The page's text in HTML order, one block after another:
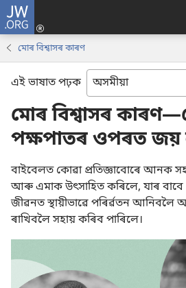
JW.ORG
মোৰ বিশ্বাসৰ কাৰণ
এই ভাষাত পঢ়ক
মোৰ বিশ্বাসৰ
পক্ষপাতৰ ওপৰত জয়
বাইবেলত কোৱা প্ৰতিজ্ঞাবোৰে আনক
আৰু এমাক উৎসাহিত কৰিলে, যাৰ
জীৱনত স্থায়ীভাৱে পৰিৰ্ৱতন
ৰাখিবলৈ সহায় কৰিব পাৰিলে।